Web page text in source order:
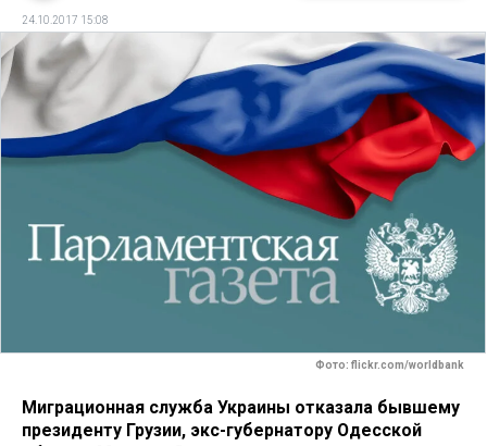
24.10.2017 15:08
Фото: flickr.com/worldbank
Миграционная служба Украины отказала бывшему
президенту Грузии, экс-губернатору Одесской